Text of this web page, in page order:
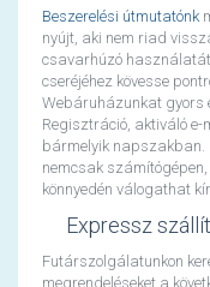
Beszerelési útmutatónk
nyújt, aki nem riad
csavarhúzó
cseréjéhez kövesse
Webáruházunkat gyors
Regisztráció, aktiváló e-
bármelyik napszakban.
nemcsak
könnyedén válogathat
Expressz
Futárszolgálatunkon
megrendeléseket a